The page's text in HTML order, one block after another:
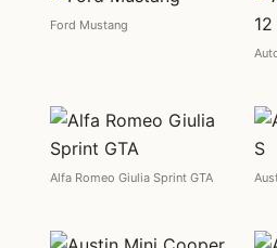
Ford Mustang
Alfa Romeo Giulia Sprint GTA